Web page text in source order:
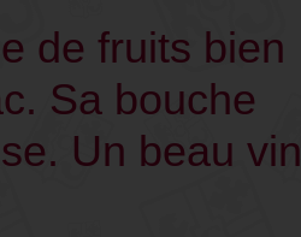
de fruits bien
Sa bouche
Un beau vin